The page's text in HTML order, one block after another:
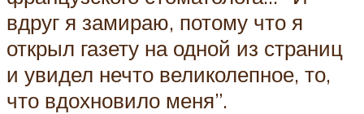
вдруг я замираю, потому что я
открыл газету на одной из страниц
и увидел нечто великолепное, то,
что вдохновило меня”.